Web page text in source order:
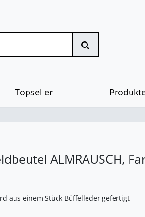
Topseller
ALMRAUSCH,
aus einem Stück Büffelleder gefertigt